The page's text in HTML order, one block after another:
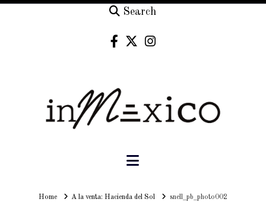
Search
Navigation
HomeHomeA la venta: Hacienda del Sol snell_pb_photo002